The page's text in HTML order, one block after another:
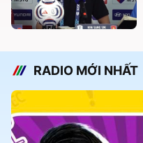
RADIO MỚI NHẤT